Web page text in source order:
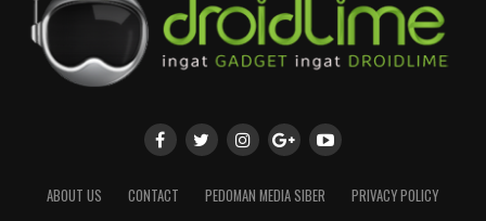
ABOUT US CONTACT PEDOMAN MEDIA SIBER PRIVACY POLICY